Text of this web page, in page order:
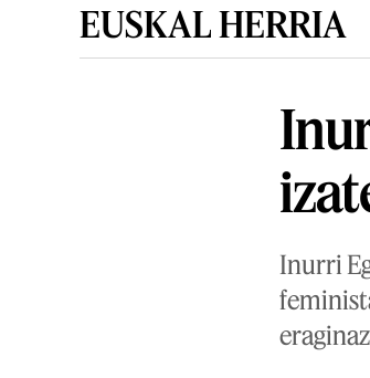
EUSKAL HERRIA
Inurri